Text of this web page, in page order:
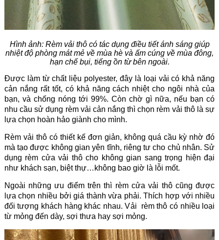
Hình ảnh: Rèm vải thô có tác dụng điều tiết ánh sáng giúp
nhiệt độ phòng mát mẻ về mùa hè và ấm cúng về mùa đông,
hạn chế bụi, tiếng ồn từ bên ngoài.
Được làm từ chất liệu polyester, đây là loại vải có khả năng
cản nắng rất tốt, có khả năng cách nhiệt cho ngôi nhà của
bạn, và chống nóng tới 99%. Còn chờ gì nữa, nếu bạn có
nhu cầu sử dụng rèm vải cản nắng thì chọn rèm vải thô là sự
lựa chọn hoàn hảo giành cho mình.
Rèm vải thô có thiết kế đơn giản, không quá cầu kỳ nhờ đó
mà tạo được không gian yên tĩnh, riêng tư cho chủ nhân. Sử
dụng rèm cửa vải thô cho không gian sang trọng hiện đại
như khách sạn, biệt thự…không bao giờ là lỗi mốt.
Ngoài những ưu điểm trên thì rèm cửa vải thô cũng được
lựa chọn nhiều bởi giá thành vừa phải. Thích hợp với nhiều
đối tượng khách hàng khác nhau. Vải rèm thô có nhiều loại
từ mỏng đến dày, sợi thưa hay sợi mỏng.